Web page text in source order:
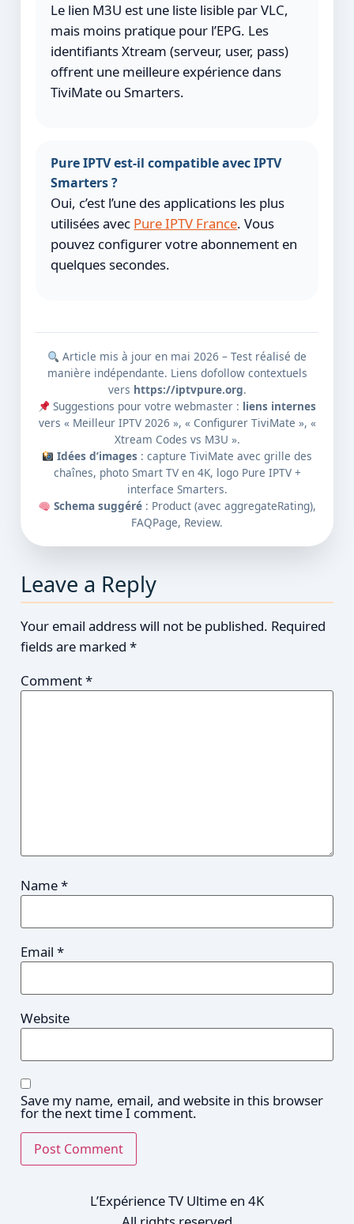
Le lien M3U est une liste lisible par VLC,
mais moins pratique pour l’EPG. Les
identifiants Xtream (serveur, user, pass)
offrent une meilleure expérience dans
TiviMate ou Smarters.
Pure IPTV est-il compatible avec IPTV
Smarters ?
Oui, c’est l’une des applications les plus
utilisées avec Pure IPTV France. Vous
pouvez configurer votre abonnement en
quelques secondes.
Article mis à jour en mai 2026 – Test réalisé de
manière indépendante. Liens dofollow contextuels
vers https://iptvpure.org.
Suggestions pour votre webmaster : liens internes
vers « Meilleur IPTV 2026 », « Configurer TiviMate », «
Xtream Codes vs M3U ».
Idées d’images : capture TiviMate avec grille des
chaînes, photo Smart TV en 4K, logo Pure IPTV +
interface Smarters.
Schema suggéré: Product (avec aggregateRating),
FAQPage, Review.
Leave a Reply
Your email address will not be published. Required
fields are marked *
Comment*
Name*
Email *
Website
Save my name, email, and website in this browser
for the next time I comment.
L’Expérience TV Ultime en 4K